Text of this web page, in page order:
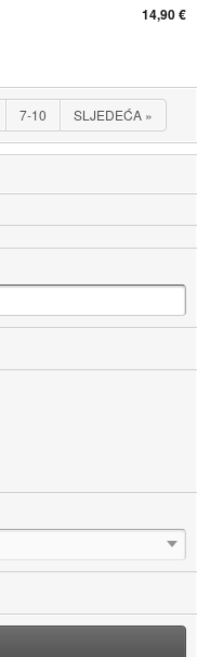
14,90 €
7-10 SLJEDEĆA »